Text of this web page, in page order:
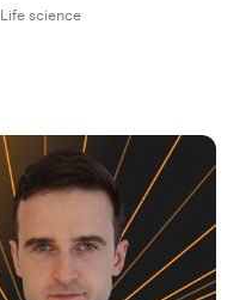
Life science